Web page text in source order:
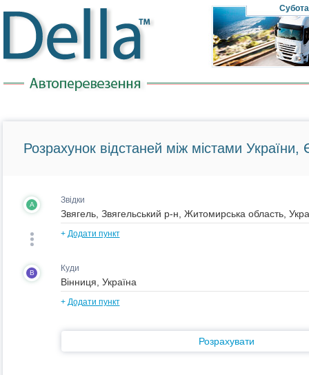
Субота
Розрахунок відстаней між містами України,
A Звідки
+ Додати пункт
B Куди
+ Додати пункт
Розрахувати